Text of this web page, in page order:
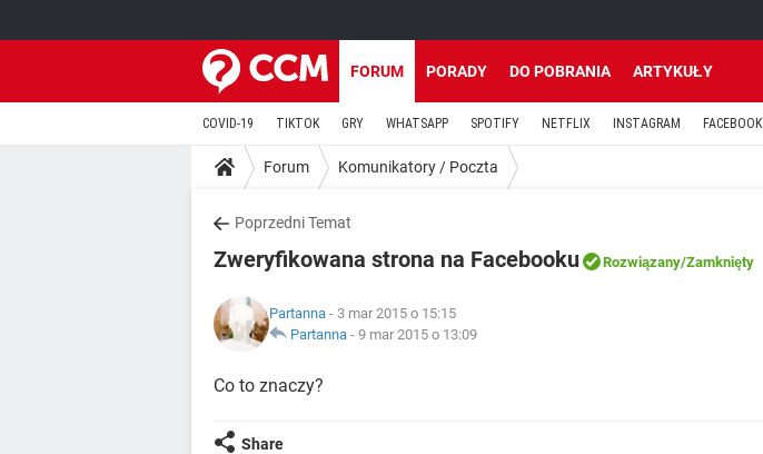
FORUM PORADY DO POBRANIA ARTYKUŁY
COVID-19 TIKTOK GRY WHATSAPP SPOTIFY NETFLIX INSTAGRAM FACEBOOK
Forum Komunikatory / Poczta
Poprzedni Temat
Zweryfikowana strona na Facebooku Rozwiązany/Zamknięty
Partanna - 3 mar 2015 o 15:15
Partanna - 9 mar 2015 o 13:09
Co to znaczy?
Share